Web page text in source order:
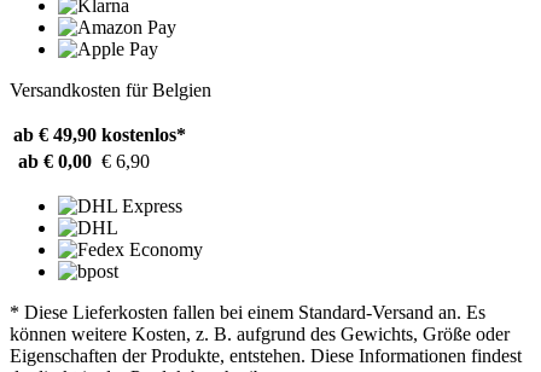
Versandkosten für Belgien
ab € 49,90 kostenlos*
ab € 0,00 € 6,90
* Diese Lieferkosten fallen bei einem Standard-Versand an. Es
können weitere Kosten, z. B. aufgrund des Gewichts, Größe oder
Eigenschaften der Produkte, entstehen. Diese Informationen findest